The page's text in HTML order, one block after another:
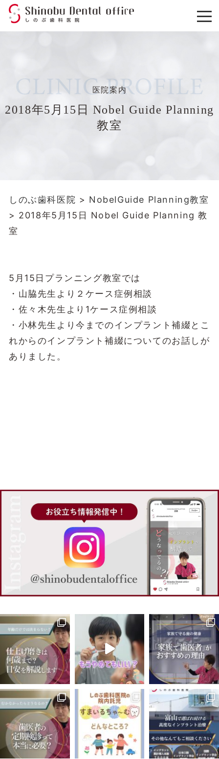
医院案内
2018年5月15日 Nobel Guide Planning
教室
しのぶ歯科医院 > NobelGuide Planning教室
> 2018年5月15日 Nobel Guide Planning 教
室
5月15日プランニング教室では
・山脇先生より２ケース症例相談
・佐々木先生より1ケース症例相談
・小林先生より今までのインプラント補綴とこ
れからのインプラント補綴についてのお話しが
ありました。